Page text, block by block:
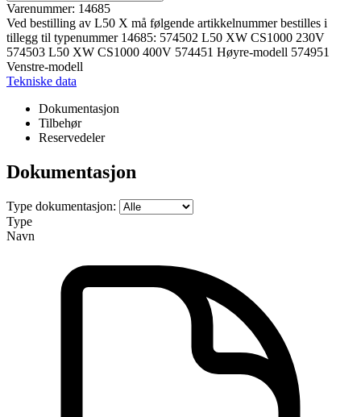
Varenummer: 14685
Ved bestilling av L50 X må følgende artikkelnummer bestilles i
tillegg til typenummer 14685: 574502 L50 XW CS1000 230V
574503 L50 XW CS1000 400V 574451 Høyre-modell 574951
Venstre-modell
Tekniske data
Dokumentasjon
Tilbehør
Reservedeler
Dokumentasjon
Type dokumentasjon:
Type
Navn